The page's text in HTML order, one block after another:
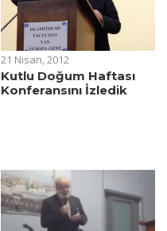
21 Nisan, 2012
Kutlu Doğum Haftası
Konferansını İzledik